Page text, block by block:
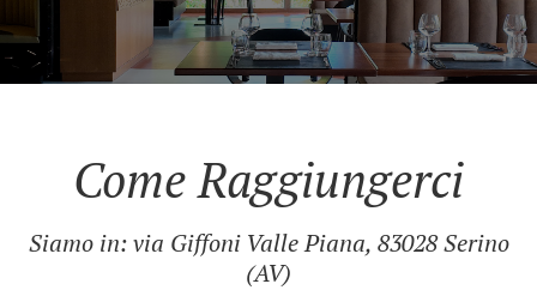
Come Raggiungerci
Siamo in: via Giffoni Valle Piana, 83028 Serino
(AV)